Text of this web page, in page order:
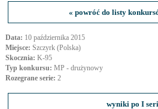
« powróć do listy
Data: 10 października 2015
Miejsce: Szczyrk (Polska)
Skocznia: K-95
Typ konkursu: MP - drużynowy
Rozegrane serie: 2
wyniki po I